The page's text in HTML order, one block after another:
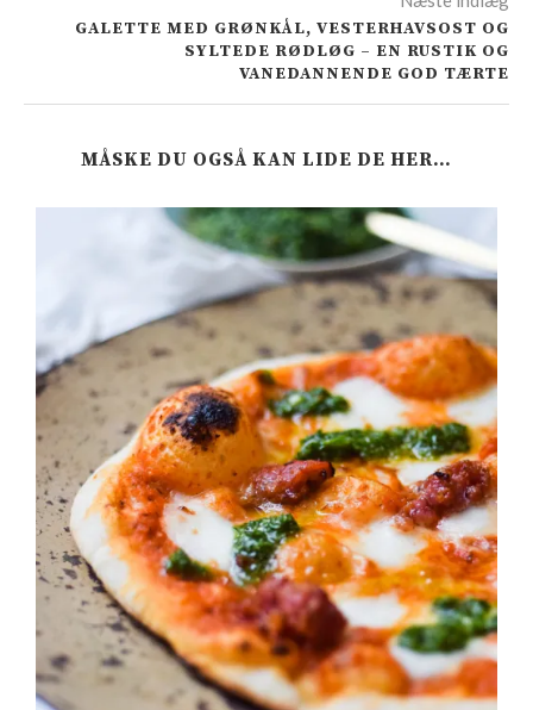
GALETTE MED GRØNKÅL, VESTERHAVSOST OG
SYLTEDE RØDLØG – EN RUSTIK OG
VANEDANNENDE GOD TÆRTE
MÅSKE DU OGSÅ KAN LIDE DE HER…